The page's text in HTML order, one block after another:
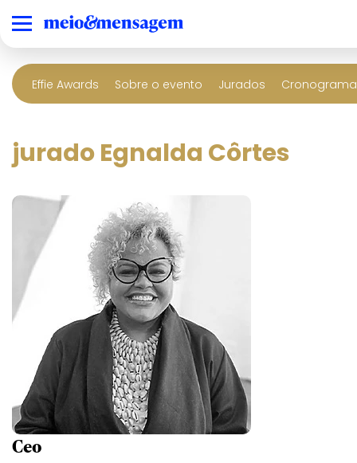
Effie Awards Sobre o evento Jurados
jurado Egnalda Côrtes
Ceo